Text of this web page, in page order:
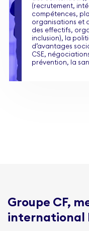
(recrutement,
compétences,
organisations et
des effectifs,
inclusion), la
d’avantages
CSE,
prévention, la
Groupe CF,
international